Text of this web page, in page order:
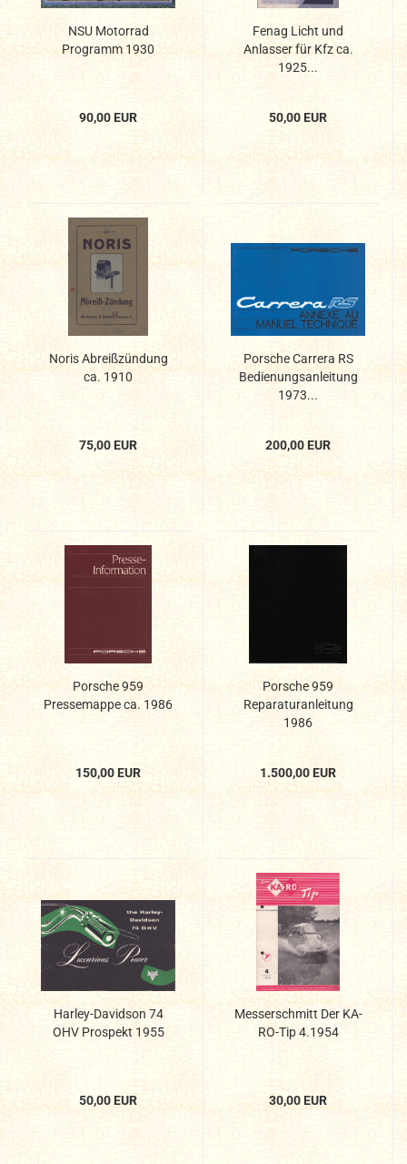
NSU Motorrad
Programm 1930
90,00 EUR
Fenag Licht und
Anlasser für Kfz ca.
1925...
50,00 EUR
Noris Abreißzündung
ca. 1910
75,00 EUR
Porsche Carrera RS
Bedienungsanleitung
1973...
200,00 EUR
Porsche 959
Pressemappe ca. 1986
150,00 EUR
Porsche 959
Reparaturanleitung
1986
1.500,00 EUR
Harley-Davidson 74
OHV Prospekt 1955
50,00 EUR
Messerschmitt Der KA-
RO-Tip 4.1954
30,00 EUR